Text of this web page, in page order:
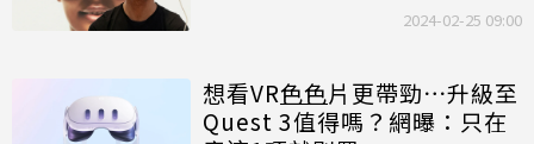
2024-02-25 09:00
想看VR色色片更帶勁⋯升級至
Quest 3值得嗎？網曝：只在